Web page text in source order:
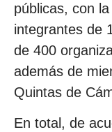
públicas, con
integrantes de
de 400
además de
Quintas de
En total, de